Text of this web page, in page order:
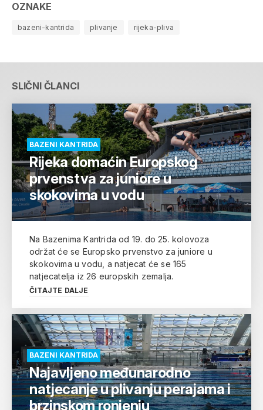
OZNAKE
bazeni-kantrida plivanje rijeka-pliva
SLIČNI ČLANCI
BAZENI KANTRIDA
Rijeka domaćin Europskog
prvenstva za juniore u
skokovima u vodu
Na Bazenima Kantrida od 19. do 25. kolovoza
održat će se Europsko prvenstvo za juniore u
skokovima u vodu, a natjecat će se 165
natjecatelja iz 26 europskih zemalja.
ČITAJTE DALJE
BAZENI KANTRIDA
Najavljeno međunarodno
natjecanje u plivanju perajama i
brzinskom ronjenju